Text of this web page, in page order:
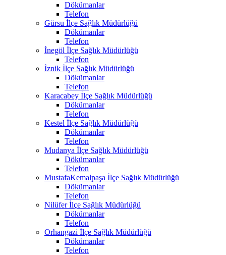
Dökümanlar
Telefon
Gürsu İlçe Sağlık Müdürlüğü
Dökümanlar
Telefon
İnegöl İlçe Sağlık Müdürlüğü
Telefon
İznik İlçe Sağlık Müdürlüğü
Dökümanlar
Telefon
Karacabey İlçe Sağlık Müdürlüğü
Dökümanlar
Telefon
Kestel İlçe Sağlık Müdürlüğü
Dökümanlar
Telefon
Mudanya İlçe Sağlık Müdürlüğü
Dökümanlar
Telefon
MustafaKemalpaşa İlçe Sağlık Müdürlüğü
Dökümanlar
Telefon
Nilüfer İlçe Sağlık Müdürlüğü
Dökümanlar
Telefon
Orhangazi İlçe Sağlık Müdürlüğü
Dökümanlar
Telefon